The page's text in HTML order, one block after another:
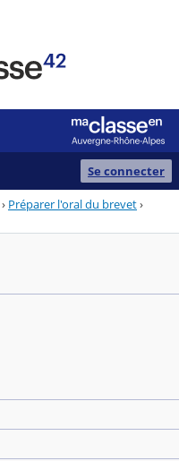
Se connecter
› Préparer l'oral du brevet›